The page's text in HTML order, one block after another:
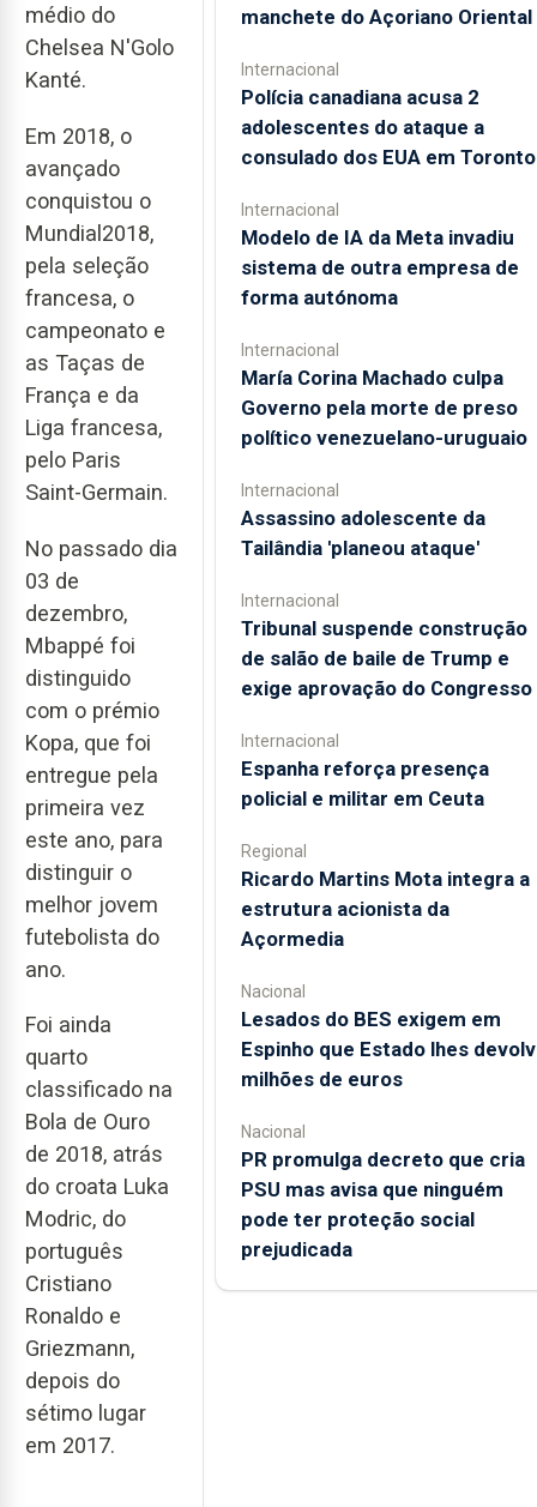
médio do
Chelsea N'Golo
Kanté.
Em 2018, o
avançado
conquistou o
Mundial2018,
pela seleção
francesa, o
campeonato e
as Taças de
França e da
Liga francesa,
pelo Paris
Saint-Germain.
No passado dia
03 de
dezembro,
Mbappé foi
distinguido
com o prémio
Kopa, que foi
entregue pela
primeira vez
este ano, para
distinguir o
melhor jovem
futebolista do
ano.
Foi ainda
quarto
classificado na
Bola de Ouro
de 2018, atrás
do croata Luka
Modric, do
português
Cristiano
Ronaldo e
Griezmann,
depois do
sétimo lugar
em 2017.
manchete do Açoriano Oriental
Internacional
Polícia canadiana acusa 2
adolescentes do ataque a
consulado dos EUA em Toronto
Internacional
Modelo de IA da Meta invadiu
sistema de outra empresa de
forma autónoma
Internacional
María Corina Machado culpa
Governo pela morte de preso
político venezuelano-uruguaio
Internacional
Assassino adolescente da
Tailândia 'planeou ataque'
Internacional
Tribunal suspende construção
de salão de baile de Trump e
exige aprovação do Congresso
Internacional
Espanha reforça presença
policial e militar em Ceuta
Regional
Ricardo Martins Mota integra a
estrutura acionista da
Açormedia
Nacional
Lesados do BES exigem em
Espinho que Estado lhes
milhões de euros
Nacional
PR promulga decreto que cria
PSU mas avisa que ninguém
pode ter proteção social
prejudicada